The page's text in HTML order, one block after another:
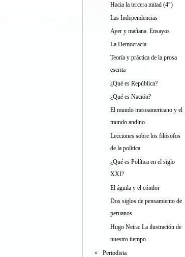
Hacia la tercera mitad (4°)
Las Independencias
Ayer y mañana. Ensayos
La Democracia
Teoría y práctica de la prosa
escrita
¿Qué es República?
¿Qué es Nación?
El mundo mesoamericano y el
mundo andino
Lecciones sobre los filósofos
de la política
¿Qué es Política en el siglo
XXI?
El águila y el cóndor
Dos siglos de pensamiento de
peruanos
Hugo Neira: La ilustración de
nuestro tiempo
Periodista